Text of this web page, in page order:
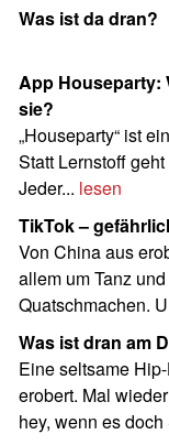
Was ist da dran?
App Houseparty: Wie sicher ist sie, wie viel Spaß bietet
sie?
„Houseparty“ ist
Statt Lernstoff
Jeder... lesen
TikTok –
Von China aus
allem um Tanz
Quatschmachen.
Was ist dran am
Eine seltsame
erobert. Mal
hey, wenn es doch